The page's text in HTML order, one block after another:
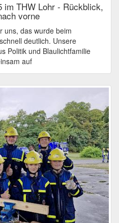
im THW Lohr - Rückblick,
vorne
uns, das wurde beim
deutlich. Unsere
Politik und Blaulichtfamilie
auf